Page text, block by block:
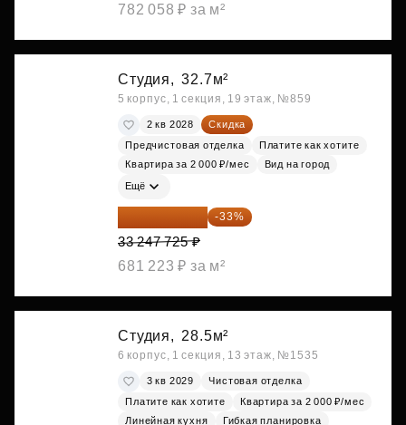
782 058 ₽ за м²
Студия, 32.7м²
5 корпус, 1 секция, 19 этаж, №859
2 кв 2028
Скидка
Предчистовая отделка
Платите как хотите
Квартира за 2 000 ₽/мес
Вид на город
Ещё
22 275 976 ₽ -33%
33 247 725 ₽
681 223 ₽ за м²
Студия, 28.5м²
6 корпус, 1 секция, 13 этаж, №1535
3 кв 2029
Чистовая отделка
Платите как хотите
Квартира за 2 000 ₽/мес
Линейная кухня
Гибкая планировка